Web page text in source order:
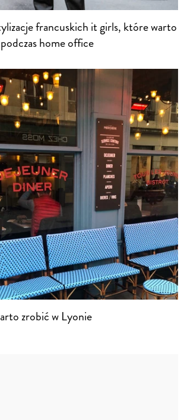
francuskich it girls, które warto
home office
zrobić w Lyonie